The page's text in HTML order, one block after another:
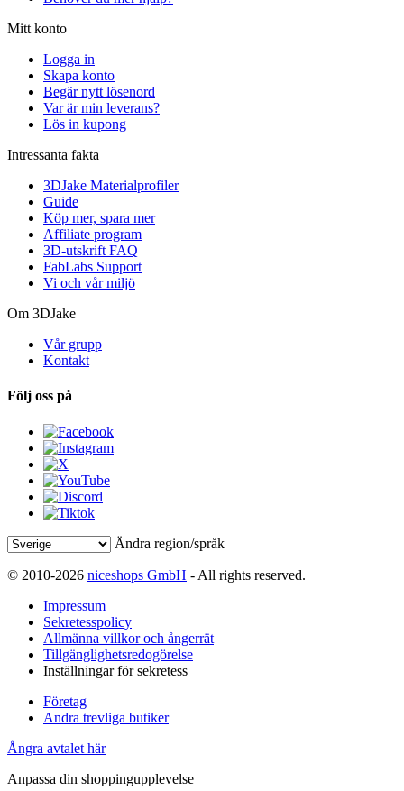
Mitt konto
Logga in
Skapa konto
Begär nytt lösenord
Var är min leverans?
Lös in kupong
Intressanta fakta
3DJake Materialprofiler
Guide
Köp mer, spara mer
Affiliate program
3D-utskrift FAQ
FabLabs Support
Vi och vår miljö
Om 3DJake
Vår grupp
Kontakt
Följ oss på
Ändra region/språk
© 2010-2026 niceshops GmbH - All rights reserved.
Impressum
Sekretesspolicy
Allmänna villkor och ångerrät
Tillgänglighetsredogörelse
Inställningar för sekretess
Företag
Andra trevliga butiker
Ångra avtalet här
Anpassa din shoppingupplevelse